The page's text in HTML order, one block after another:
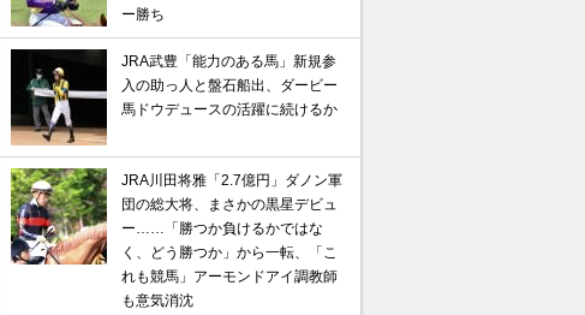
ー勝ち
JRA武豊「能力のある馬」新規参
入の助っ人と盤石船出、ダービー
馬ドウデュースの活躍に続けるか
JRA川田将雅「2.7億円」ダノン軍
団の総大将、まさかの黒星デビュ
ー……「勝つか負けるかではな
く、どう勝つか」から一転、「こ
れも競馬」アーモンドアイ調教師
も意気消沈